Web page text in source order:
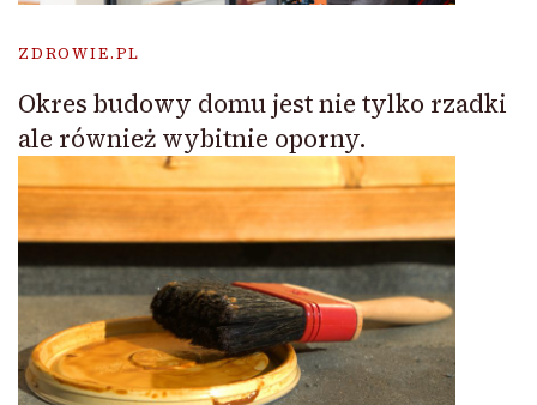
ZDROWIE.PL
Okres budowy domu jest nie tylko rzadki
ale również wybitnie oporny.